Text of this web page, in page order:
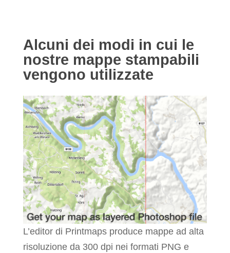
Alcuni dei modi in cui le
nostre mappe stampabili
vengono utilizzate
L’editor di Printmaps produce mappe ad alta
risoluzione da 300 dpi nei formati PNG e